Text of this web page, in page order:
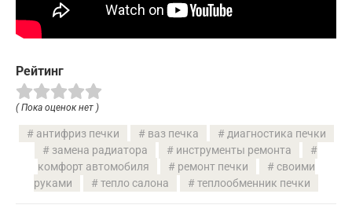
Рейтинг
( Пока оценок нет )
антифриз печки ваз печка
диагностика печки
замена радиатора
инструменты ремонта
комфорт автомобиля
ремонт печки
своими
руками
тепло салона теплообменник печки